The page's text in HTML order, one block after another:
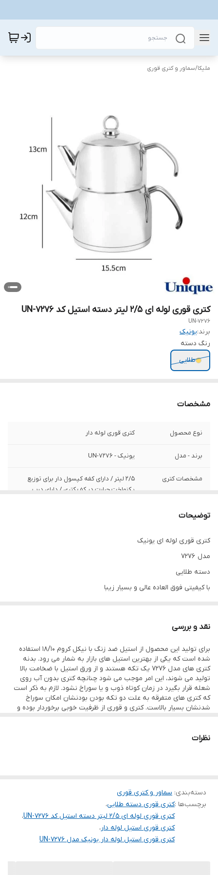
ملیکا/سماور و کتری قوری
کتری قوری لوله ای 2/5 لیتر دسته استیل کد UN-7276
UN-7276
برند:یونیک
رنگ دسته
طلایی
مشخصات
نوع محصول کتری قوری لوله دار
برند - مدل یونیک - UN-7276
مشخصات کتری
۲/۵ لیتر / دارای کفه کپسول دار برای توزیع
یکنواخت حرارت در کف کتری / دارای درب
توضیحات
کتری قوری لوله ای یونیک
مدل 7276
دسته طلایی
با کیفیتی فوق العاده عالی و بسیار زیبا
قوری : 1 لیتر / تهیه شده از استیل ضد زنگ
جنس دسته از استیل ضد زنگ با رنگ طلایی می باشد
نقد و بررسی
برای تولید این محصول از استیل ضد زنگ با نیکل کروم 18/10 استفاده
شده است که یکی از بهترین استیل های بازار به شمار می رود. بدنه
کتری های مدل 7276 یک تکه هستند و از ورق استیل با ضخامت بالا
تولید می شوند، این امر موجب می ‌شود چنانچه کتری بدون آب روی
شعله قرار بگیرد در زمان کوتاه ذوب و یا سوراخ نشود. لازم به ذکر است
که کتری های متفرقه به علت دو تکه بودن بودنشان امکان سوراخ
شدنشان بسیار بالاست. کتری و قوری از ظرفیت خوبی برخوردار بوده و
نظرات
دسته‌بندی: سماور و کتری قوری
برچسب‌ها :کتری قوری دسته طلایی،
کتری قوری لوله ای ۲/۵ لیتر دسته استیل کد UN-7276
،
کتری قوری استیل لوله دار،
کتری قوری استیل لوله دار یونیک مدل UN-7276